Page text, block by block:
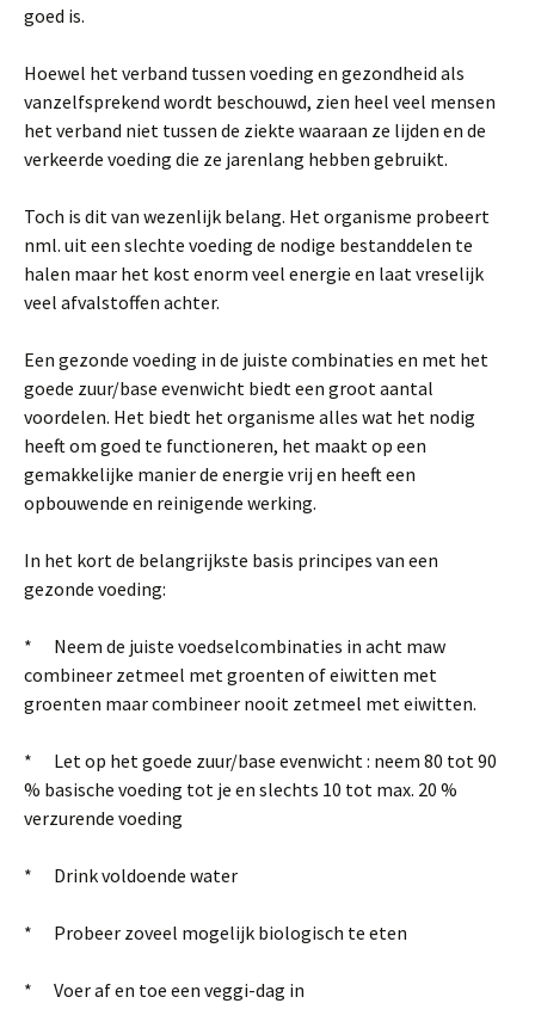
goed is.
Hoewel het verband tussen voeding en gezondheid als
vanzelfsprekend wordt beschouwd, zien heel veel mensen
het verband niet tussen de ziekte waaraan ze lijden en de
verkeerde voeding die ze jarenlang hebben gebruikt.
Toch is dit van wezenlijk belang. Het organisme probeert
nml. uit een slechte voeding de nodige bestanddelen te
halen maar het kost enorm veel energie en laat vreselijk
veel afvalstoffen achter.
Een gezonde voeding in de juiste combinaties en met het
goede zuur/base evenwicht biedt een groot aantal
voordelen. Het biedt het organisme alles wat het nodig
heeft om goed te functioneren, het maakt op een
gemakkelijke manier de energie vrij en heeft een
opbouwende en reinigende werking.
In het kort de belangrijkste basis principes van een
gezonde voeding:
* Neem de juiste voedselcombinaties in acht maw
combineer zetmeel met groenten of eiwitten met
groenten maar combineer nooit zetmeel met eiwitten.
* Let op het goede zuur/base evenwicht : neem 80 tot 90
% basische voeding tot je en slechts 10 tot max. 20 %
verzurende voeding
* Drink voldoende water
* Probeer zoveel mogelijk biologisch te eten
* Voer af en toe een veggi-dag in